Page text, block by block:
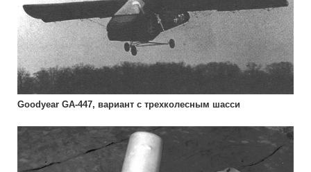
Goodyear GA-447, вариант с трехколесным шасси